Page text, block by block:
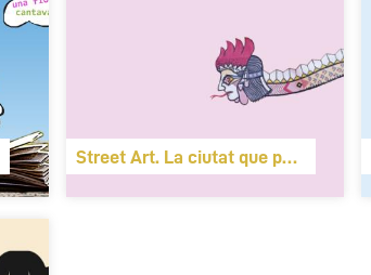
Street Art. La ciutat que parla